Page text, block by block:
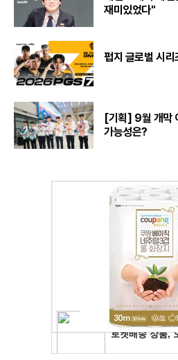
재미있었다"
펍지 글로벌 시
[기획] 9월 개막
가능성은?